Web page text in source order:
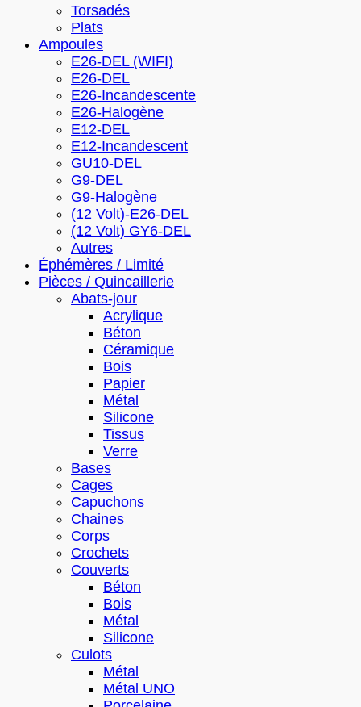
Torsadés
Plats
Ampoules
E26-DEL (WIFI)
E26-DEL
E26-Incandescente
E26-Halogène
E12-DEL
E12-Incandescent
GU10-DEL
G9-DEL
G9-Halogène
(12 Volt)-E26-DEL
(12 Volt) GY6-DEL
Autres
Éphémères / Limité
Pièces / Quincaillerie
Abats-jour
Acrylique
Béton
Céramique
Bois
Papier
Métal
Silicone
Tissus
Verre
Bases
Cages
Capuchons
Chaines
Corps
Crochets
Couverts
Béton
Bois
Métal
Silicone
Culots
Métal
Métal UNO